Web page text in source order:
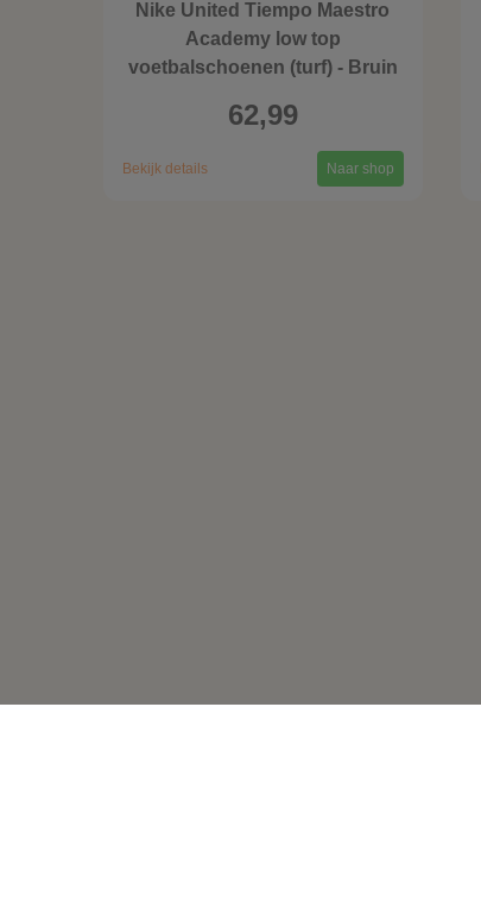
Nike United Tiempo Maestro
Academy low top
voetbalschoenen (turf) - Bruin
62,99
Bekijk details Naar shop